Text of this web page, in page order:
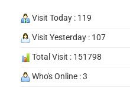
Visit Today : 119
Visit Yesterday : 107
Total Visit : 151798
Who's Online : 3